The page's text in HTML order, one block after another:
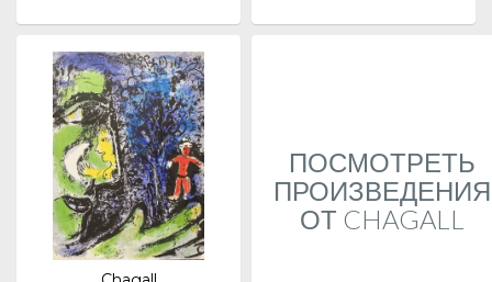
ПОСМОТРЕТЬ
ПРОИЗВЕДЕНИЯ
ОТ CHAGALL